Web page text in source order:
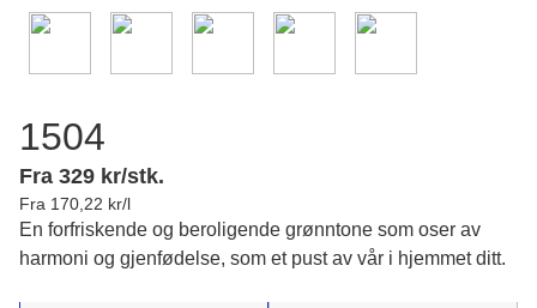
1504
Fra 329 kr/stk.
Fra 170,22 kr/l
En forfriskende og beroligende grønntone som oser av
harmoni og gjenfødelse, som et pust av vår i hjemmet ditt.